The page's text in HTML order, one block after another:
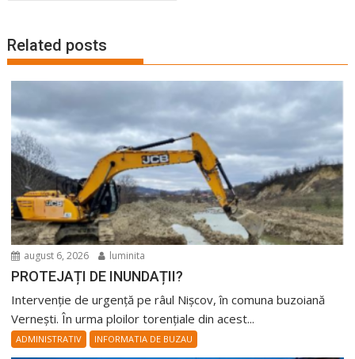
Related posts
august 6, 2026 luminita
PROTEJAȚI DE INUNDAȚII?
Intervenție de urgență pe râul Nișcov, în comuna buzoiană
Vernești. În urma ploilor torențiale din acest...
ADMINISTRATIV INFORMATIA DE BUZAU